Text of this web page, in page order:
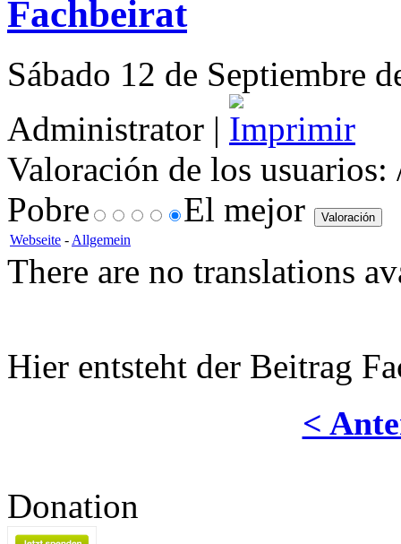
Fachbeirat
Sábado 12 de Septiembre
Administrator |
Valoración de los usuarios:
Pobre
El mejor
Webseite - Allgemein
There are no translations
Hier entsteht der Beitrag
<
Donation